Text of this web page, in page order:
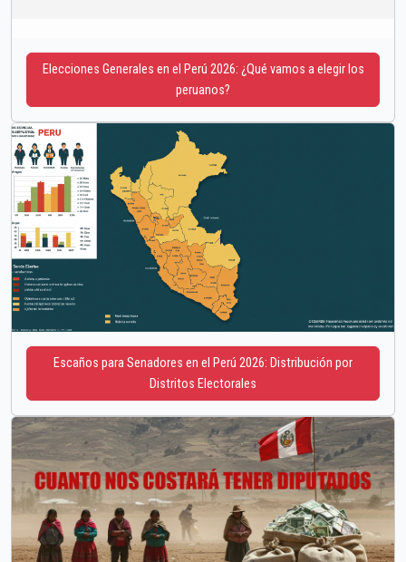
Elecciones Generales en el Perú 2026: ¿Qué vamos a elegir los
peruanos?
Escaños para Senadores en el Perú 2026: Distribución por
Distritos Electorales